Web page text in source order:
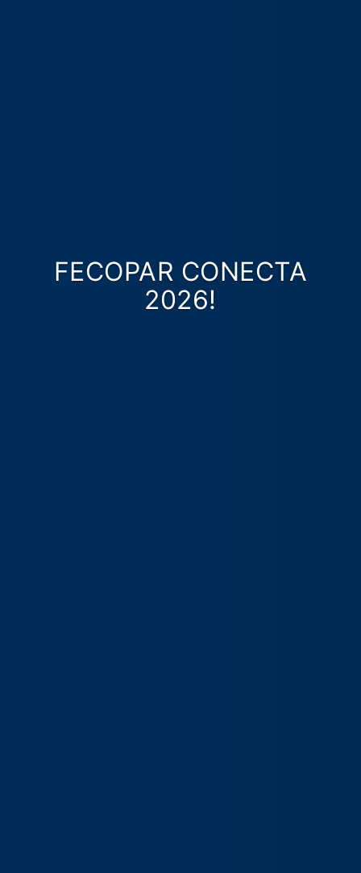
FECOPAR CONECTA
2026!